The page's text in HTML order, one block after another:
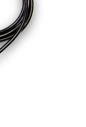
OCP a OVP.